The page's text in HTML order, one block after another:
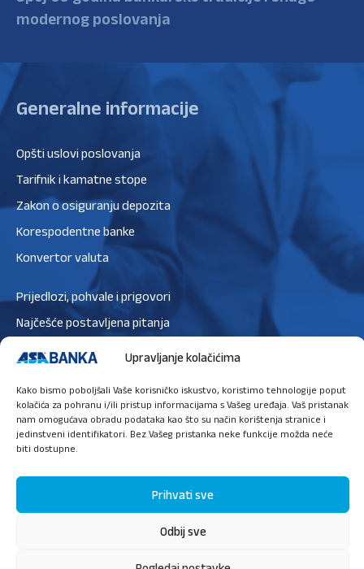
Upravljanje kolačićima
Kako bismo poboljšali Vaše korisničko iskustvo, koristimo tehnologije poput
kolačića za pohranu i/ili pristup informacijama s Vašeg uređaja. Vaš pristanak
nam omogućava obradu podataka kao što su način korištenja stranice i
jedinstveni identifikatori. Bez Vašeg pristanka neke funkcije možda neće
biti dostupne.
Prihvati sve
Odbij sve
modernog poslovanja
Generalne informacije
Opšti uslovi poslovanja
Tarifnik i kamatne stope
Zakon o osiguranju depozita
Korespodentne banke
Konvertor valuta
Prijedlozi, pohvale i prigovori
Najčešće postavljena pitanja
Politika kolačića